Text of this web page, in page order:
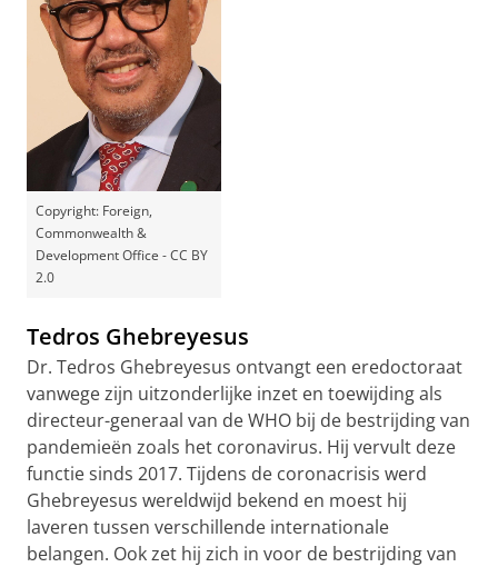
Copyright: Foreign,
Commonwealth &
Development Office - CC BY
2.0
Tedros Ghebreyesus
Dr. Tedros Ghebreyesus ontvangt een eredoctoraat
vanwege zijn uitzonderlijke inzet en toewijding als
directeur-generaal van de WHO bij de bestrijding van
pandemieën zoals het coronavirus. Hij vervult deze
functie sinds 2017. Tijdens de coronacrisis werd
Ghebreyesus wereldwijd bekend en moest hij
laveren tussen verschillende internationale
belangen. Ook zet hij zich in voor de bestrijding van